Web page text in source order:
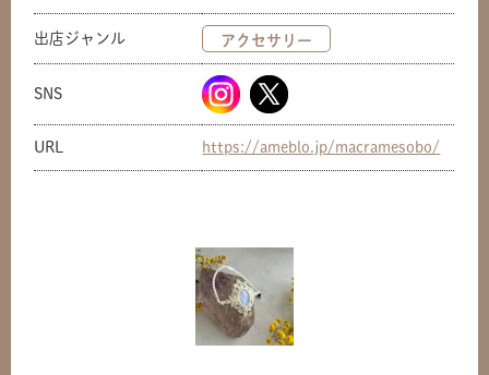
出店ジャンル アクセサリー
SNS
URL https://ameblo.jp/macramesobo/